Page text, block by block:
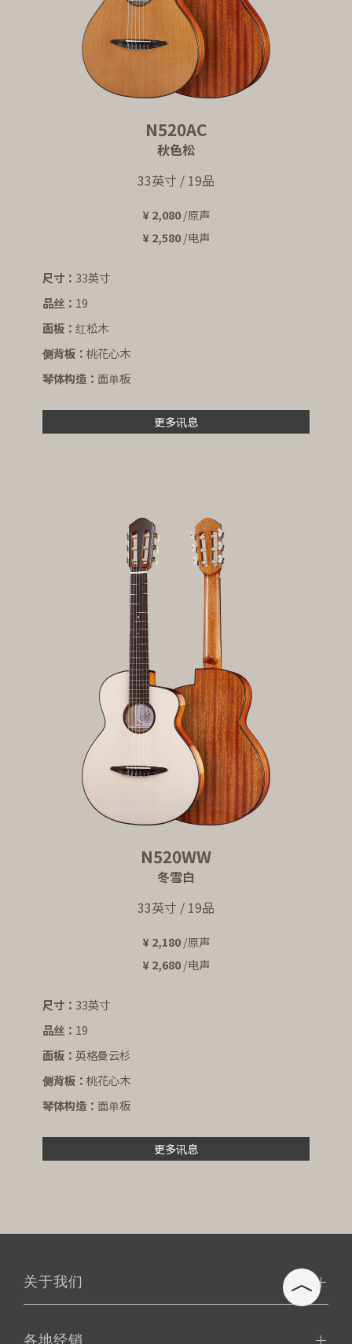
N520AC
秋色松
33英寸 / 19品
¥ 2,080/原声
¥ 2,580/电声
尺寸： 33英寸
品丝： 19
面板：红松木
侧背板：桃花心木
琴体构造： 面单板
更多讯息
N520WW
冬雪白
33英寸 / 19品
¥ 2,180/原声
¥ 2,680/电声
尺寸： 33英寸
品丝： 19
面板：英格曼云杉
侧背板：桃花心木
琴体构造： 面单板
更多讯息
关于我们
各地经销